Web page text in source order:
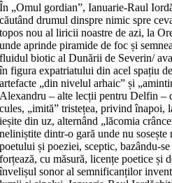
În „Omul gordian”, Ianuarie-Raul
căutând drumul dinspre nimic spre
topos nou al liricii noastre de azi, la
unde aprinde piramide de foc și
fluidul biotic al Dunării de Severin/
în figura expatriatului din acel spațiu
artefacte „din nivelul arhaic” și
Alexandru – alte lecții pentru Delfin –
cules, „imită” tristețea, privind înapoi,
ieșite din uz, alternând „lăcomia
neliniștite dintr-o gară unde nu
poetului și poeziei, sceptic, bazându-
forțează, cu măsură, licențe poetice și
învelișul sonor al semnificanților